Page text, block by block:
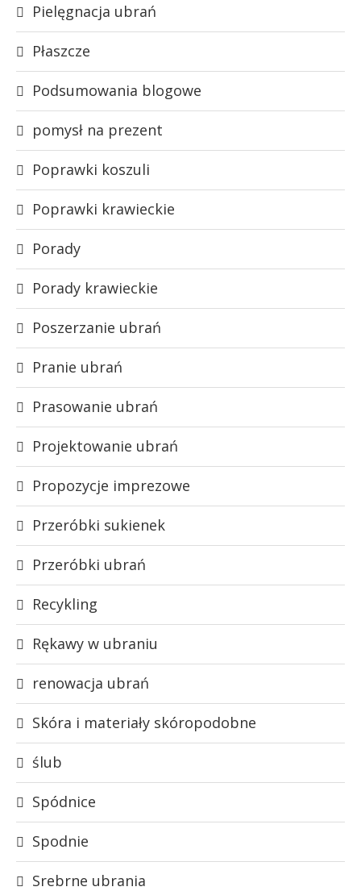
Pielęgnacja ubrań
Płaszcze
Podsumowania blogowe
pomysł na prezent
Poprawki koszuli
Poprawki krawieckie
Porady
Porady krawieckie
Poszerzanie ubrań
Pranie ubrań
Prasowanie ubrań
Projektowanie ubrań
Propozycje imprezowe
Przeróbki sukienek
Przeróbki ubrań
Recykling
Rękawy w ubraniu
renowacja ubrań
Skóra i materiały skóropodobne
ślub
Spódnice
Spodnie
Srebrne ubrania